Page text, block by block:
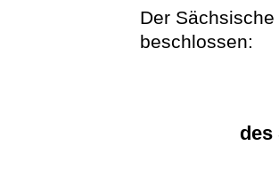
Der
beschlossen:
des